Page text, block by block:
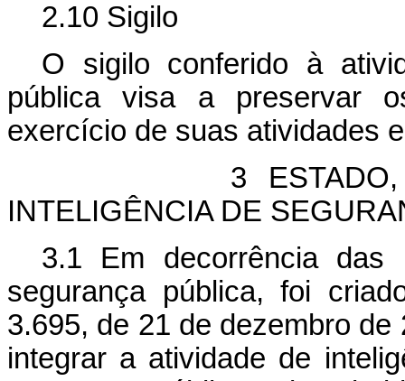
2.10 Sigilo
O sigilo conferido à
pública visa a preservar
exercício de suas atividades
3 ESTADO,
INTELIGÊNCIA DE
3.1 Em decorrência das
segurança pública, foi
3.695, de 21 de dezembro
integrar a atividade de